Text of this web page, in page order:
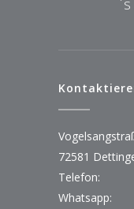
72581
Telefon:
Whatsapp: